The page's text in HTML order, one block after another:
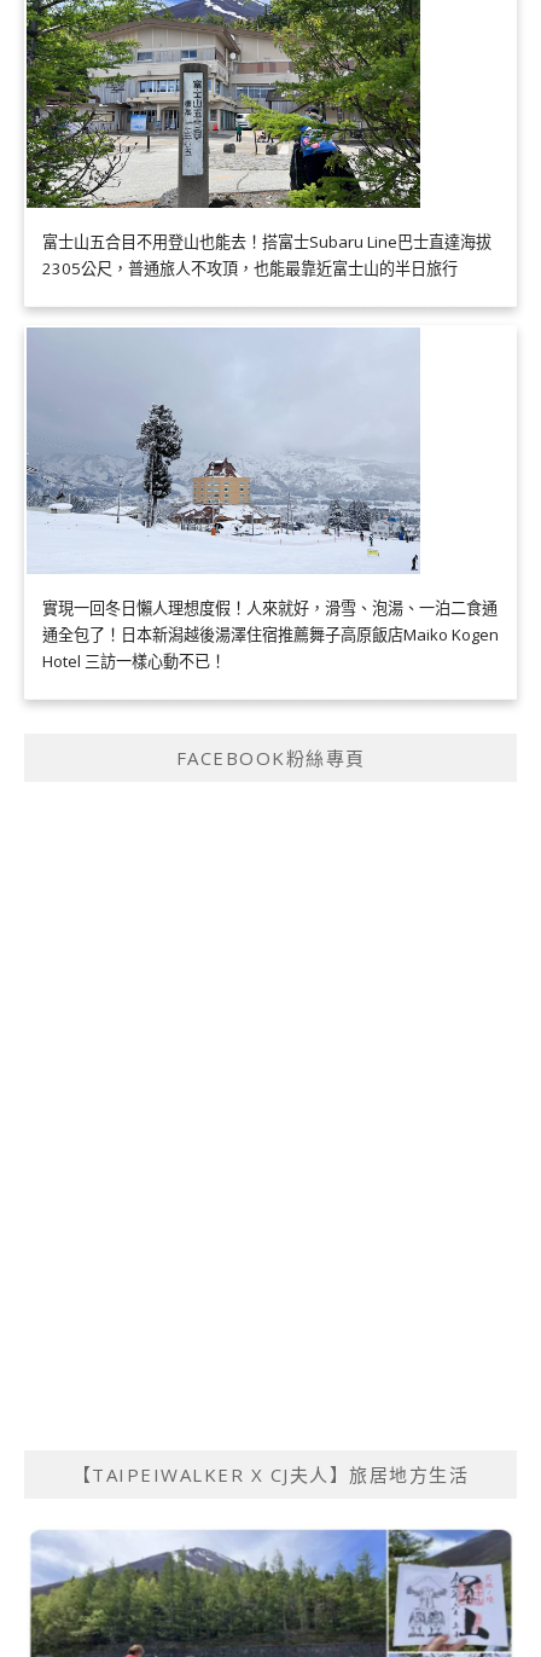
富士山五合目不用登山也能去！搭富士Subaru Line巴士直達海拔
2305公尺，普通旅人不攻頂，也能最靠近富士山的半日旅行
實現一回冬日懶人理想度假！人來就好，滑雪、泡湯、一泊二食通
通全包了！日本新潟越後湯澤住宿推薦舞子高原飯店Maiko Kogen
Hotel 三訪一樣心動不已！
FACEBOOK粉絲專頁
【TAIPEIWALKER X CJ夫人】旅居地方生活